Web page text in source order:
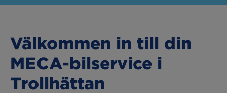
Välkommen in till din
MECA-bilservice i
Trollhättan